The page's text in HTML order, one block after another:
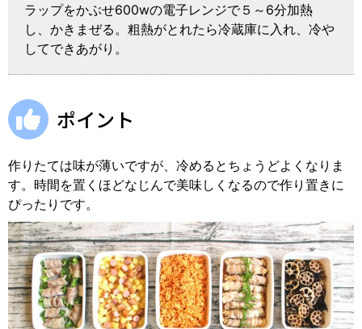
ラップをかぶせ600wの電子レンジで５～6分加熱
し、かきまぜる。粗熱がとれたら冷蔵庫に入れ、冷や
してできあがり。
ポイント
作りたては味が薄いですが、冷めるとちょうどよくなりま
す。時間を置くほどなじんで美味しくなるので作り置きに
ぴったりです。